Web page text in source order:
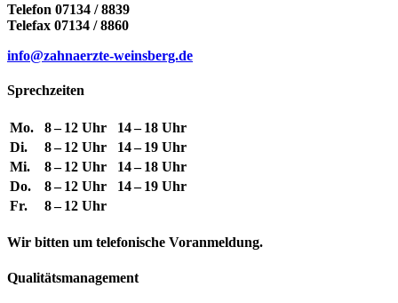
Telefon 07134 / 8839
Telefax 07134 / 8860
info@zahnaerzte-weinsberg.de
Sprechzeiten
Mo. 8 – 12 Uhr
14 – 18 Uhr
Di.
8 – 12 Uhr
14 – 19 Uhr
Mi.
8 – 12 Uhr
14 – 18 Uhr
Do.
8 – 12 Uhr
14 – 19 Uhr
Fr.
8 – 12 Uhr
Wir bitten um telefonische Voranmeldung.
Qualitätsmanagement